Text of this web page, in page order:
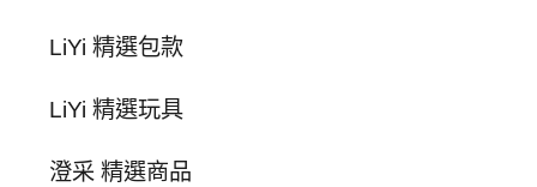
LiYi 精選包款
LiYi 精選玩具
澄采 精選商品